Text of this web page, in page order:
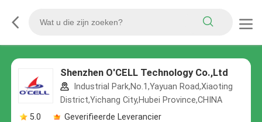
Shenzhen O'CELL Technology Co.,Ltd
Industrial Park,No.1,Yayuan Road,Xiaoting
District,Yichang City,Hubei Province,CHINA
5.0
Geverifieerde Leverancier